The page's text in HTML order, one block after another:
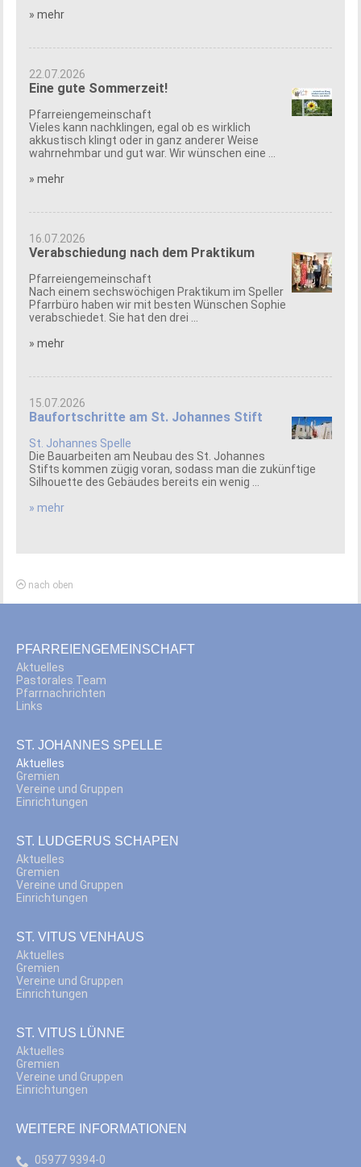
» mehr
22.07.2026
Eine gute Sommerzeit!
Pfarreiengemeinschaft
Vieles kann nachklingen, egal ob es wirklich
akkustisch klingt oder in ganz anderer Weise
wahrnehmbar und gut war. Wir wünschen eine ...
» mehr
16.07.2026
Verabschiedung nach dem Praktikum
Pfarreiengemeinschaft
Nach einem sechswöchigen Praktikum im Speller
Pfarrbüro haben wir mit besten Wünschen Sophie
verabschiedet. Sie hat den drei ...
» mehr
15.07.2026
Baufortschritte am St. Johannes Stift
St. Johannes Spelle
Die Bauarbeiten am Neubau des St. Johannes
Stifts kommen zügig voran, sodass man die zukünftige
Silhouette des Gebäudes bereits ein wenig ...
» mehr
nach oben
PFARREIENGEMEINSCHAFT
Aktuelles
Pastorales Team
Pfarrnachrichten
Links
ST. JOHANNES SPELLE
Aktuelles
Gremien
Vereine und Gruppen
Einrichtungen
ST. LUDGERUS SCHAPEN
Aktuelles
Gremien
Vereine und Gruppen
Einrichtungen
ST. VITUS VENHAUS
Aktuelles
Gremien
Vereine und Gruppen
Einrichtungen
ST. VITUS LÜNNE
Aktuelles
Gremien
Vereine und Gruppen
Einrichtungen
WEITERE INFORMATIONEN
05977 9394-0